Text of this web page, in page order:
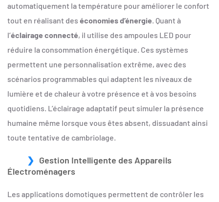
automatiquement la température pour améliorer le confort
tout en réalisant des économies d’énergie. Quant à
l’éclairage connecté, il utilise des ampoules LED pour
réduire la consommation énergétique. Ces systèmes
permettent une personnalisation extrême, avec des
scénarios programmables qui adaptent les niveaux de
lumière et de chaleur à votre présence et à vos besoins
quotidiens. L’éclairage adaptatif peut simuler la présence
humaine même lorsque vous êtes absent, dissuadant ainsi
toute tentative de cambriolage.
Gestion Intelligente des Appareils
Électroménagers
Les applications domotiques permettent de contrôler les